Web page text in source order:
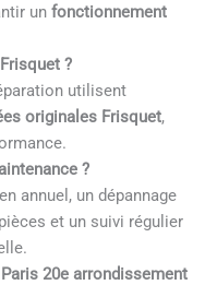
unfonctionnement
?
utilisent
originales Frisquet,
?
annuel, un dépannage
et un suivi régulier
20e arrondissement